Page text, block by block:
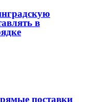
в
поставки